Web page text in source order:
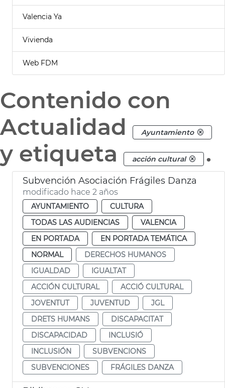
Valencia Ya
Vivienda
Web FDM
Contenido con
Actualidad
Ayuntamiento
y etiqueta acción cultural .
Subvención Asociación Frágiles Danza
modificado hace 2 años
AYUNTAMIENTO
CULTURA
TODAS LAS AUDIENCIAS
VALENCIA
EN PORTADA
EN PORTADA TEMÁTICA
NORMAL
DERECHOS HUMANOS
IGUALDAD
IGUALTAT
ACCIÓN CULTURAL
ACCIÓ CULTURAL
JOVENTUT
JUVENTUD
JGL
DRETS HUMANS
DISCAPACITAT
DISCAPACIDAD
INCLUSIÓ
INCLUSIÓN
SUBVENCIONS
SUBVENCIONES
FRÁGILES DANZA